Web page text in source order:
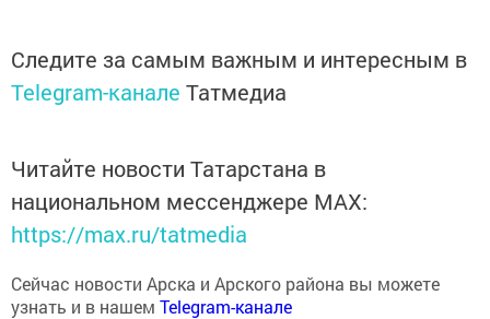
Следите за самым важным и интересным в
Telegram-канале Татмедиа
Читайте новости Татарстана в
национальном мессенджере MАХ:
https://max.ru/tatmedia
Сейчас новости Арска и Арского района вы можете
узнать и в нашем Telegram-канале